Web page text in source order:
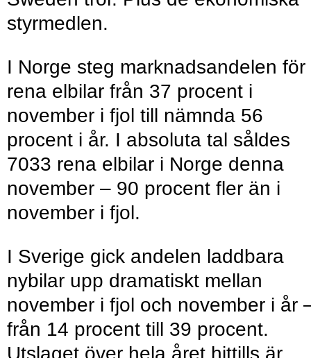
styrmedlen.
I Norge steg marknadsandelen för
rena elbilar från 37 procent i
november i fjol till nämnda 56
procent i år. I absoluta tal såldes
7033 rena elbilar i Norge denna
november – 90 procent fler än i
november i fjol.
I Sverige gick andelen laddbara
nybilar upp dramatiskt mellan
november i fjol och november i år
från 14 procent till 39 procent.
Utslaget över hela året hittills är